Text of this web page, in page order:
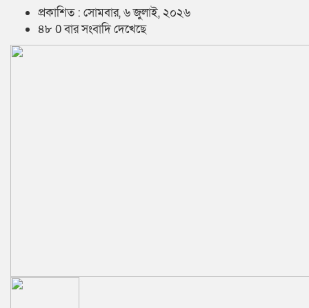
প্রকাশিত : সোমবার, ৬ জুলাই, ২০২৬
৪৮ 0 বার সংবাদি দেখেছে